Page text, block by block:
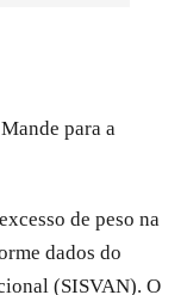
para a
de peso na
dados do
(SISVAN). O